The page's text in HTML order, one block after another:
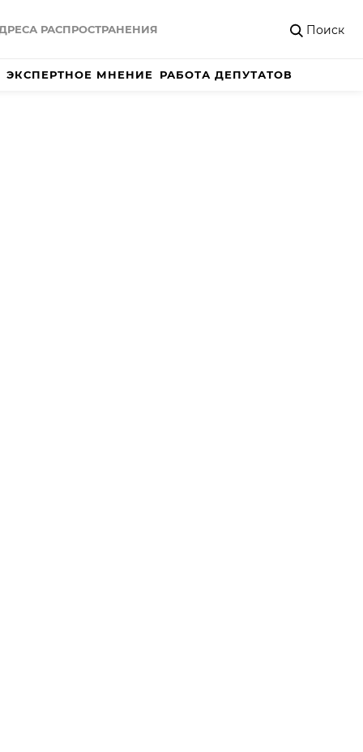
РАСПРОСТРАНЕНИЯ Поиск
ЭКСПЕРТНОЕ МНЕНИЕ РАБОТА ДЕПУТАТОВ